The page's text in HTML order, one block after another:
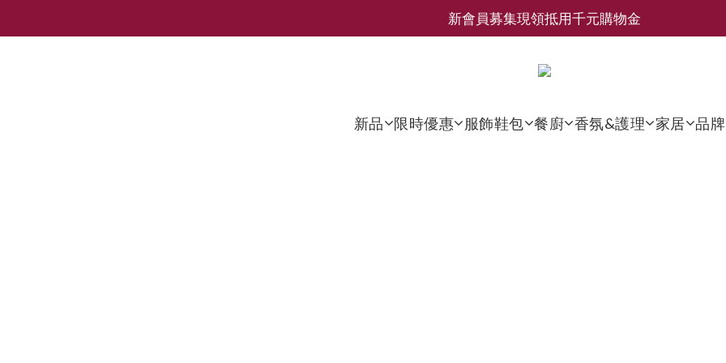
新會員募集現領抵用千元購物金
新會員募集現領抵用千元購物金
新會員募集現領抵用千元購物金
新品 限時優惠 服飾鞋包 餐廚 香氛&護理 家居 品牌